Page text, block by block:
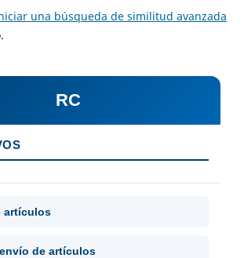
una búsqueda de similitud avanzada
RC
artículos
de artículos